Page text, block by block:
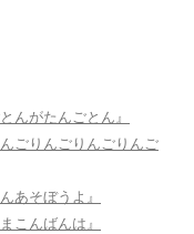
んがたんごとん』
ごりんごりんごりんご
あそぼうよ』
こんばんは』